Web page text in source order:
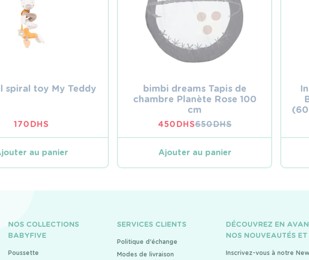
spiral toy My Teddy
170 DHS
au panier
bimbi dreams Tapis de
chambre Planète Rose 100
cm
650DHS
LE
PRIX
INITIAL
ÉTAIT :
650 DHS.
450 DHSLE
PRIX
ACTUEL
EST :
450 DHS.
Ajouter au panier
NOS COLLECTIONS
BABYFIVE
Poussette
SERVICES CLIENTS
Politique d'échange
Modes de livraison
DÉCOUVREZ EN
NOS NOUVEAUTÉS
Inscrivez-vous à notre